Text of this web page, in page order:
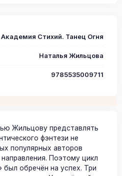
Академия Стихий. Танец Огня
Наталья Жильцова
9785535009711
Жильцову представлять
фэнтези не
популярных авторов
Поэтому цикл
был обречён на успех. Три